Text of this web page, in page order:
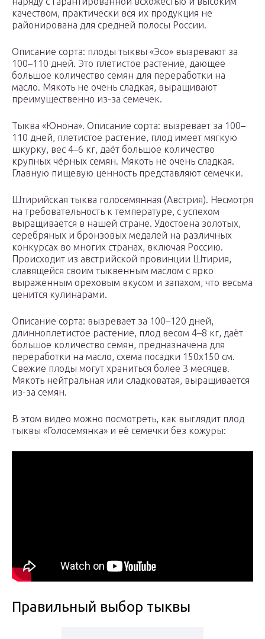
качеством, практически вся их продукция не
районирована для средней полосы России.
Описание сорта: плоды тыквы «Эсо» вызревают за
100–110 дней. Это плетистое растение, дающее
большое количество семян для переработки на
масло. Мякоть не очень сладкая, выращивают
преимущественно из-за семечек.
Тыква «Юнона». Описание сорта: вызревает за 100–
110 дней, плетистое растение, плод имеет мягкую
шкурку, вес 4–6 кг, даёт большое количество
крупных чёрных семян. Мякоть не очень сладкая.
Главную пищевую ценность представляют семечки.
Штирийская тыква голосемянная (Австрия). Несмотря
на требовательность к температуре, с успехом
выращивается в нашей стране. Удостоена золотых,
серебряных и бронзовых медалей на различных
конкурсах во многих странах, включая Россию.
Происходит из австрийской провинции Штирия,
славящейся своим тыквенным маслом с ярко
выраженным ореховым вкусом и запахом, что весьма
ценится кулинарами.
Описание сорта: вызревает за 100–120 дней,
длинноплетистое растение, плод весом 4–8 кг, даёт
большое количество семян, предназначена для
переработки на масло, схема посадки 150х150 см.
Свежие плоды могут храниться более 3 месяцев.
Мякоть нейтральная или сладковатая, выращивается
из-за семян.
В этом видео можно посмотреть, как выглядит плод
тыквы «Голосемянка» и её семечки без кожуры:
Правильный выбор тыквы